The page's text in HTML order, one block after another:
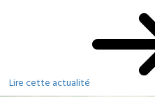
Lire cette actualité